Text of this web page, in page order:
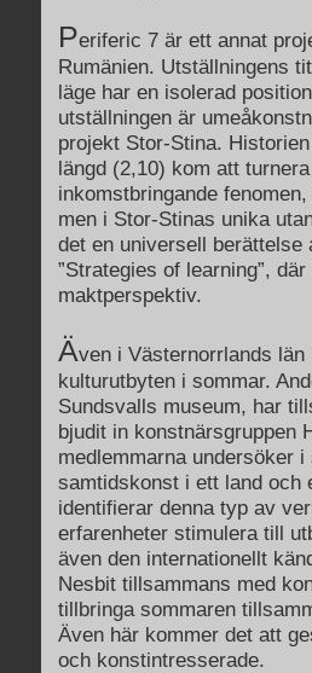
Periferic 7 är ett annat
Rumänien. Utställningens
läge har en isolerad
utställningen är
projekt Stor-Stina.
längd (2,10) kom att
inkomstbringande
men i Stor-Stinas unika
det en universell
”Strategies of learning”,
maktperspektiv.
Även i Västernorrlands
kulturutbyten i sommar.
Sundsvalls museum, har
bjudit in konstnärsgruppen
medlemmarna undersöker
samtidskonst i ett land och
identifierar denna typ av
erfarenheter stimulera till
även den internationellt
Nesbit tillsammans med
tillbringa sommaren
Även här kommer det att
och konstintresserade.